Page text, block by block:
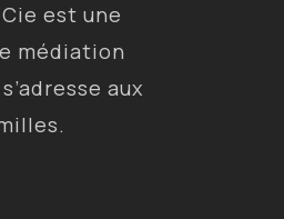
est une
médiation
aux